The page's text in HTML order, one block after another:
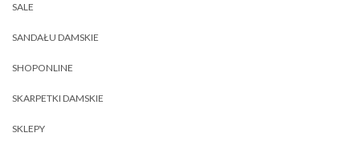
SALE
SANDAŁU DAMSKIE
SHOPONLINE
SKARPETKI DAMSKIE
SKLEPY